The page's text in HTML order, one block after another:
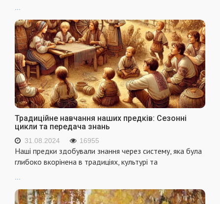
Традиційне навчання наших предків: Сезонні
цикли та передача знань
31.08.2024 16955
Наші предки здобували знання через систему, яка була
глибоко вкорінена в традиціях, культурі та